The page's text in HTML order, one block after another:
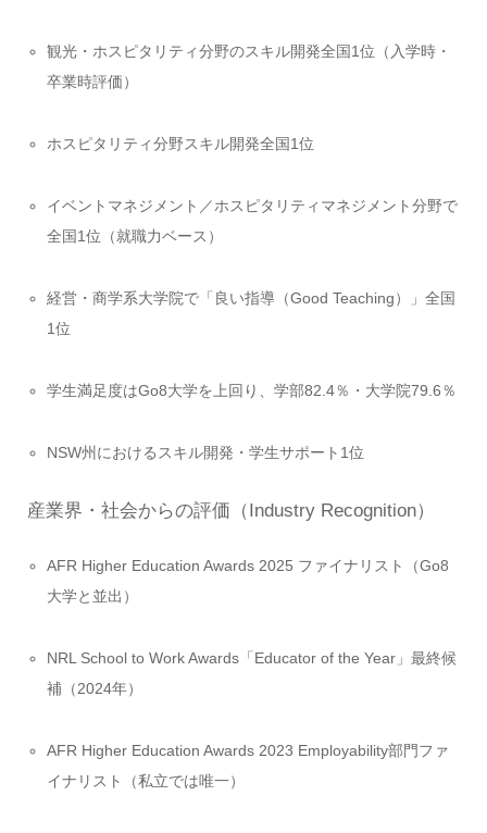
観光・ホスピタリティ分野のスキル開発全国1位（入学時・
卒業時評価）
ホスピタリティ分野スキル開発全国1位
イベントマネジメント／ホスピタリティマネジメント分野で
全国1位（就職力ベース）
経営・商学系大学院で「良い指導（Good Teaching）」全国
1位
学生満足度はGo8大学を上回り、学部82.4％・大学院79.6％
NSW州におけるスキル開発・学生サポート1位
産業界・社会からの評価（Industry Recognition）
AFR Higher Education Awards 2025 ファイナリスト（Go8
大学と並出）
NRL School to Work Awards「Educator of the Year」最終候
補（2024年）
AFR Higher Education Awards 2023 Employability部門ファ
イナリスト（私立では唯一）